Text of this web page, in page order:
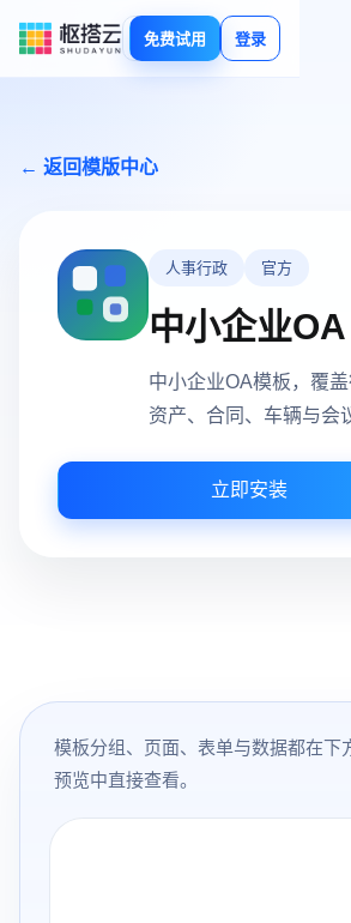
免费试用 登录
← 返回模版中心
人事行政 官方
中小企业OA
中小企业OA模板，覆盖
资产、合同、车辆与会
立即安装
模板分组、页面、表单与数据都在下
预览中直接查看。